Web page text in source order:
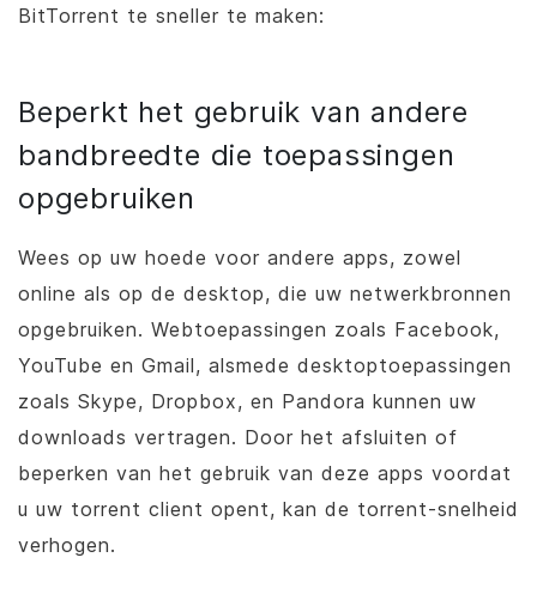
BitTorrent te sneller te maken:
Beperkt het gebruik van andere
bandbreedte die toepassingen
opgebruiken
Wees op uw hoede voor andere apps, zowel
online als op de desktop, die uw netwerkbronnen
opgebruiken. Webtoepassingen zoals Facebook,
YouTube en Gmail, alsmede desktoptoepassingen
zoals Skype, Dropbox, en Pandora kunnen uw
downloads vertragen. Door het afsluiten of
beperken van het gebruik van deze apps voordat
u uw torrent client opent, kan de torrent-snelheid
verhogen.